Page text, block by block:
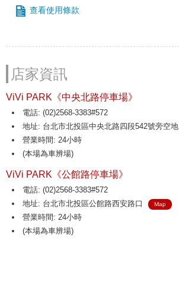
查看使用條款
店家資訊
ViVi PARK《中央北路停車場》
電話: (02)2568-3383#572
地址: 台北市北投區中央北路四段542號旁空地
營業時間: 24小時
(本場為車辨場)
ViVi PARK《公館路停車場》
電話: (02)2568-3383#572
地址: 台北市北投區公館路西安路口
Map
營業時間: 24小時
(本場為車辨場)